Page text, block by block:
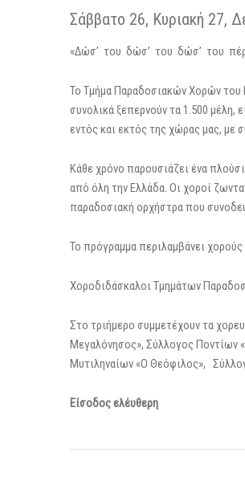
Σάββατο 26, Κυριακή 27,
«Δώσ’ του δώσ’ του δώσ’ του
Το Τμήμα Παραδοσιακών Χορών του
συνολικά ξεπερνούν τα 1.500 μέλη,
εντός και εκτός της χώρας μας, με
Κάθε χρόνο παρουσιάζει ένα
από όλη την Ελλάδα. Οι χοροί
παραδοσιακή ορχήστρα που
Το πρόγραμμα περιλαμβάνει
Χοροδιδάσκαλοι Τμημάτων
Στο τριήμερο συμμετέχουν τα
Μεγαλόνησος», Σύλλογος Ποντίων
Μυτιληναίων «Ο Θεόφιλος»,
Είσοδος ελέυθερη